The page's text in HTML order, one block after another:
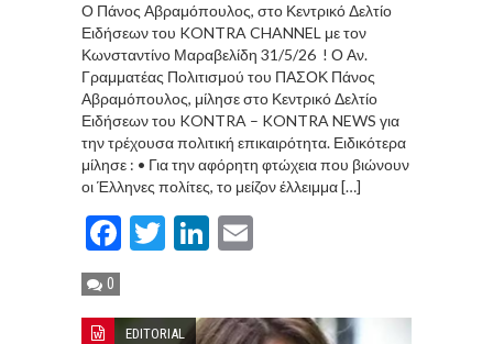
Ο Πάνος Αβραμόπουλος, στο Κεντρικό Δελτίο
Ειδήσεων του KONTRA CHANNEL με τον
Κωνσταντίνο Μαραβελίδη 31/5/26 ! Ο Αν.
Γραμματέας Πολιτισμού του ΠΑΣΟΚ Πάνος
Αβραμόπουλος, μίλησε στο Κεντρικό Δελτίο
Ειδήσεων του KONTRA – KONTRA NEWS για
την τρέχουσα πολιτική επικαιρότητα. Ειδικότερα
μίλησε : • Για την αφόρητη φτώχεια που βιώνουν
οι Έλληνες πολίτες, το μείζον έλλειμμα […]
Facebook
TwitterLinkedIn
0
EDITORIAL